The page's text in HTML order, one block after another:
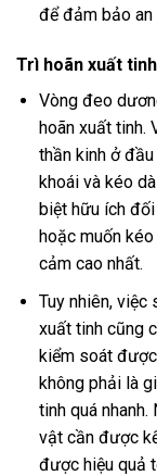
để đảm bảo an
Trì hoãn xuất tinh
Vòng đeo
hoãn xuất tinh.
thần kinh ở
khoái và kéo
biệt hữu ích
hoặc muốn
cảm cao nhất.
Tuy nhiên,
xuất tinh cũng
kiểm soát
không phải là
tinh quá
vật cần được
được hiệu quả